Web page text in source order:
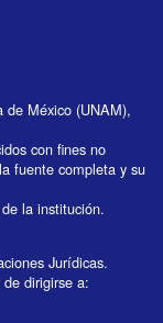
de México (UNAM),
con fines no
fuente completa y su
la institución.
Jurídicas.
dirigirse a: